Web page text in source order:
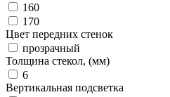
160
170
Цвет передних стенок
прозрачный
Толщина стекол, (мм)
6
Вертикальная подсветка